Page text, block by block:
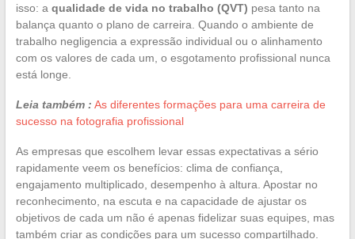
isso: a qualidade de vida no trabalho (QVT) pesa tanto na
balança quanto o plano de carreira. Quando o ambiente de
trabalho negligencia a expressão individual ou o alinhamento
com os valores de cada um, o esgotamento profissional nunca
está longe.
Leia também : As diferentes formações para uma carreira de
sucesso na fotografia profissional
As empresas que escolhem levar essas expectativas a sério
rapidamente veem os benefícios: clima de confiança,
engajamento multiplicado, desempenho à altura. Apostar no
reconhecimento, na escuta e na capacidade de ajustar os
objetivos de cada um não é apenas fidelizar suas equipes, mas
também criar as condições para um sucesso compartilhado.